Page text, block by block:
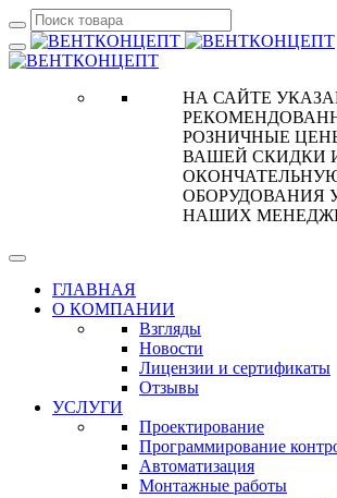
НА САЙТЕ
РОЗНИЧНЫЕ
ВАШЕЙ СКИДКИ
ОБОРУДОВАНИЯ
НАШИХ
ГЛАВНАЯ
О КОМПАНИИ
Взгляды
Новости
Лицензии и сертификаты
Отзывы
УСЛУГИ
Проектирование
Программирование
Автоматизация
Монтажные работы